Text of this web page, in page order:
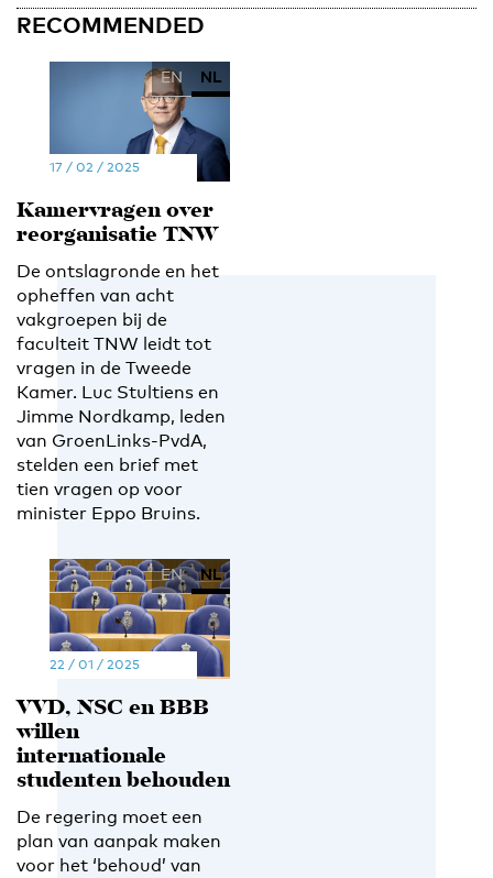
RECOMMENDED
EN NL
17 / 02 / 2025
Kamervragen over
reorganisatie TNW
De ontslagronde en het
opheffen van acht
vakgroepen bij de
faculteit TNW leidt tot
vragen in de Tweede
Kamer. Luc Stultiens en
Jimme Nordkamp, leden
van GroenLinks-PvdA,
stelden een brief met
tien vragen op voor
minister Eppo Bruins.
EN NL
22 / 01 / 2025
VVD, NSC en BBB
willen
internationale
studenten behouden
De regering moet een
plan van aanpak maken
voor het ‘behoud’ van